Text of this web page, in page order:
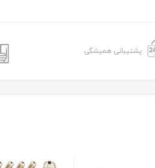
پشتیبانی همیشگی